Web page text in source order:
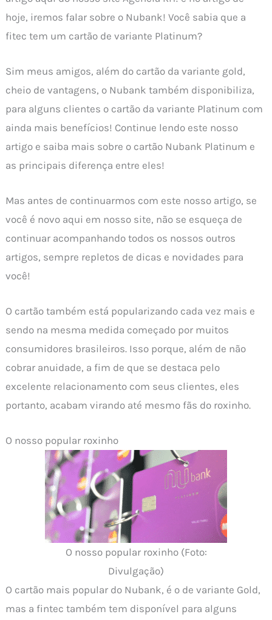
hoje, iremos falar sobre o Nubank! Você sabia que a
fitec tem um cartão de variante Platinum?
Sim meus amigos, além do cartão da variante gold,
cheio de vantagens, o Nubank também disponibiliza,
para alguns clientes o cartão da variante Platinum com
ainda mais benefícios! Continue lendo este nosso
artigo e saiba mais sobre o cartão Nubank Platinum e
as principais diferença entre eles!
Mas antes de continuarmos com este nosso artigo, se
você é novo aqui em nosso site, não se esqueça de
continuar acompanhando todos os nossos outros
artigos, sempre repletos de dicas e novidades para
você!
O cartão também está popularizando cada vez mais e
sendo na mesma medida começado por muitos
consumidores brasileiros. Isso porque, além de não
cobrar anuidade, a fim de que se destaca pelo
excelente relacionamento com seus clientes, eles
portanto, acabam virando até mesmo fãs do roxinho.
O nosso popular roxinho
O nosso popular roxinho (Foto:
Divulgação)
O cartão mais popular do Nubank, é o de variante Gold,
mas a fintec também tem disponível para alguns